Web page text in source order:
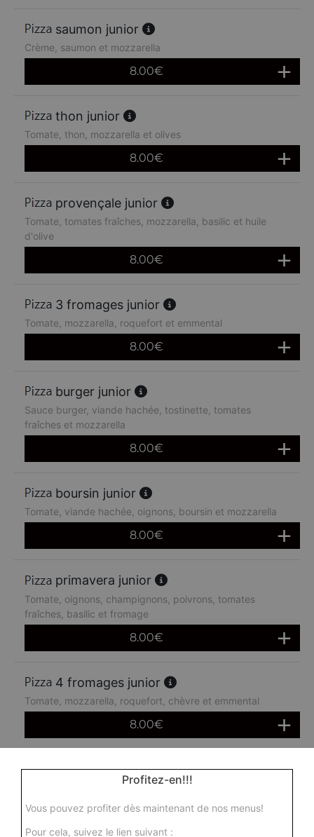
saumon junior
Crème, saumon et mozzarella
8.00€
thon junior
Tomate, thon, mozzarella et olives
8.00€
provençale junior
Tomate, tomates fraîches, mozzarella, basilic et huile
d'olive
8.00€
3 fromages junior
Tomate, mozzarella, roquefort et emmental
8.00€
burger junior
Sauce burger, viande hachée, tostinette, tomates
fraîches et mozzarella
8.00€
boursin junior
Tomate, viande hachée, oignons, boursin et mozzarella
8.00€
primavera junior
Tomate, oignons, champignons, poivrons, tomates
fraîches, basilic et fromage
8.00€
4 fromages junior
Tomate, mozzarella, roquefort, chèvre et emmental
8.00€
barbec junior
Sauce barbecue, poulet, viande hachée, oignons, olives
et mozzarella
8.00
Profitez-en!!!
Vous pouvez profiter dès maintenant de nos menus!
Pour cela, suivez le lien suivant :